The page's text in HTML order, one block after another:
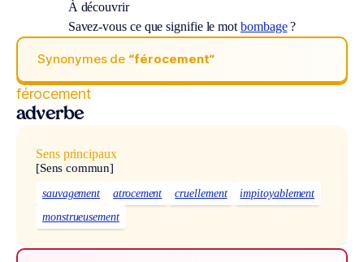
À découvrir
Savez-vous ce que signifie le mot bombage?
Synonymes de “férocement“
férocement
adverbe
Sens principaux
[Sens commun]
sauvagement atrocement cruellement
impitoyablement
monstrueusement